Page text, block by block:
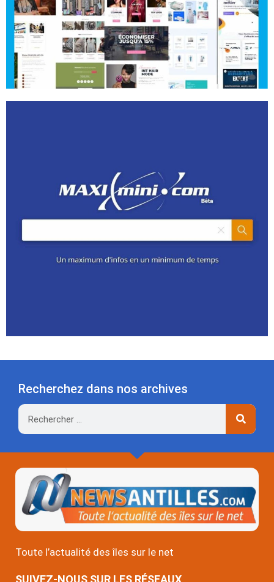
Recherchez dans nos archives
Rechercher
Toute l’actualité des îles sur le net
SUIVEZ-NOUS SUR LES RÉSEAUX